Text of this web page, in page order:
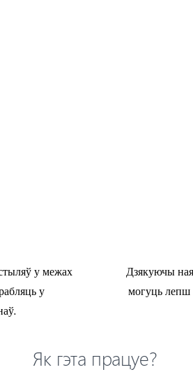
у межах
у
Дзякуючы
могуць лепш
Як гэта працуе?